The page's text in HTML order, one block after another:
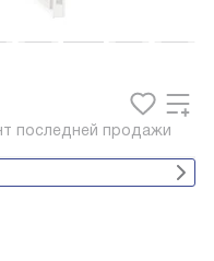
последней продажи